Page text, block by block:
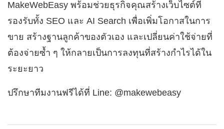
MakeWebEasy พร้อมช่วยธุรกิจคุณสร้างเว็บไซต์ที่
รองรับทั้ง SEO และ AI Search เพื่อเพิ่มโอกาสในการ
ขาย สร้างฐานลูกค้าของตัวเอง และเปลี่ยนค่าใช้จ่ายที่
ต้องจ่ายซ้ำ ๆ ให้กลายเป็นการลงทุนที่สร้างกำไรได้ใน
ระยะยาว
ปรึกษาทีมงานฟรีได้ที่ Line: @makewebeasy